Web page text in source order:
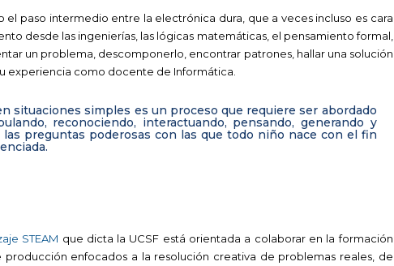
el paso intermedio entre la electrónica dura, que a veces incluso es cara
desde las ingenierías, las lógicas matemáticas, el pensamiento formal,
un problema, descomponerlo, encontrar patrones, hallar una solución
experiencia como docente de Informática.
situaciones simples es un proceso que requiere ser abordado
reconociendo, interactuando, pensando, generando y
preguntas poderosas con las que todo niño nace con el fin
STEAM que dicta la UCSF está orientada a colaborar en la formación
enfocados a la resolución creativa de problemas reales, de